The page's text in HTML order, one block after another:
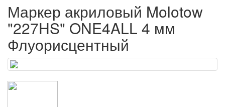
Маркер акриловый Molotow
"227HS" ONE4ALL 4 мм
Флуорисцентный